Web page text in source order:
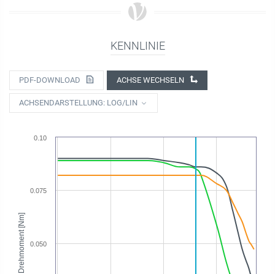
KENNLINIE
PDF-DOWNLOAD ACHSE WECHSELN
ACHSENDARSTELLUNG: LOG/LIN
Drehmoment [Nm] 0.050
0.075
0.10